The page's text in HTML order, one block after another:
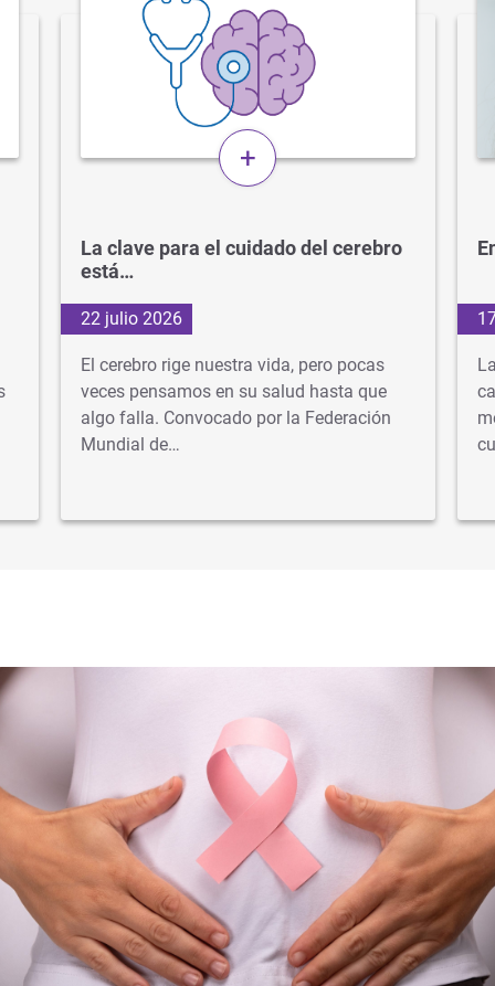
+
La clave para el cuidado del cerebro
está…
22 julio 2026
El cerebro rige nuestra vida, pero pocas
veces pensamos en su salud hasta que
algo falla. Convocado por la Federación
Mundial de…